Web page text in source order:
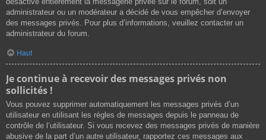
administrateur ou un modérateur a décidé de vous empêcher d’envoyer
des messages privés. Pour plus d’informations, veuillez contacter un
administrateur du forum.
Haut
Je continue à recevoir des messages privés non
sollicités !
Vous pouvez supprimer automatiquement les messages privés d’un
utilisateur en utilisant les règles de messages depuis le panneau de
contrôle de l’utilisateur. Si vous recevez des messages privés de manière
abusive de la part d’un autre utilisateur, rapportez ces messages aux